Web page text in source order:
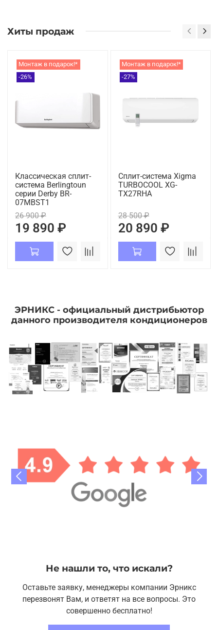
Хиты продаж
Монтаж в подарок!*
-26%
Классическая сплит-
система Berlingtoun
серии Derby BR-
07MBST1
26 900 ₽
19 890 ₽
Монтаж в подарок!*
-27%
Сплит-система Xigma
TURBOCOOL XG-
TX27RHA
28 500 ₽
20 890 ₽
ЭРНИКС - официальный дистрибьютор
данного производителя кондиционеров
Не нашли то, что искали?
Оставьте заявку, менеджеры компании Эрникс
перезвонят Вам, и ответят на все вопросы. Это
совершенно бесплатно!